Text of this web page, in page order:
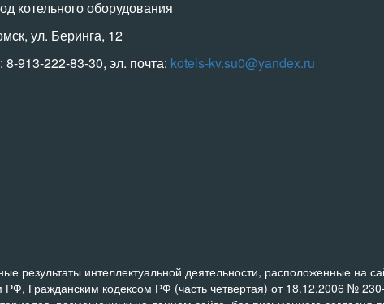
котельного оборудования
ул. Беринга, 12
8-913-222-83-30, эл. почта: kotels-kv.su0@yandex.ru
результаты интеллектуальной деятельности, расположенные на
РФ, Гражданским кодексом РФ (часть четвертая) от 18.12.2006 №